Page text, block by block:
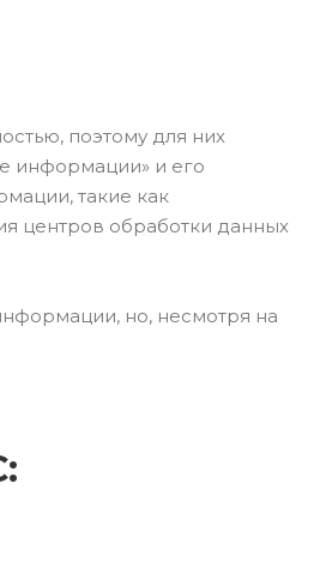
поэтому для них
информации» и его
такие как
центров обработки данных
но, несмотря на